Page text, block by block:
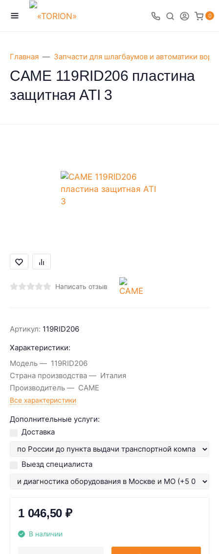
0
Главная Запчасти для шлагбаумов и автоматики
CAME 119RID206 пластина
защитная ATI 3
Написать отзыв
Артикул: 119RID206
Характеристики:
Модель
119RID206
Страна производства
Италия
Производитель
CAME
Все характеристики
Дополнительные услуги:
Доставка
Выезд специалиста
1 046,50 ₽
В наличии